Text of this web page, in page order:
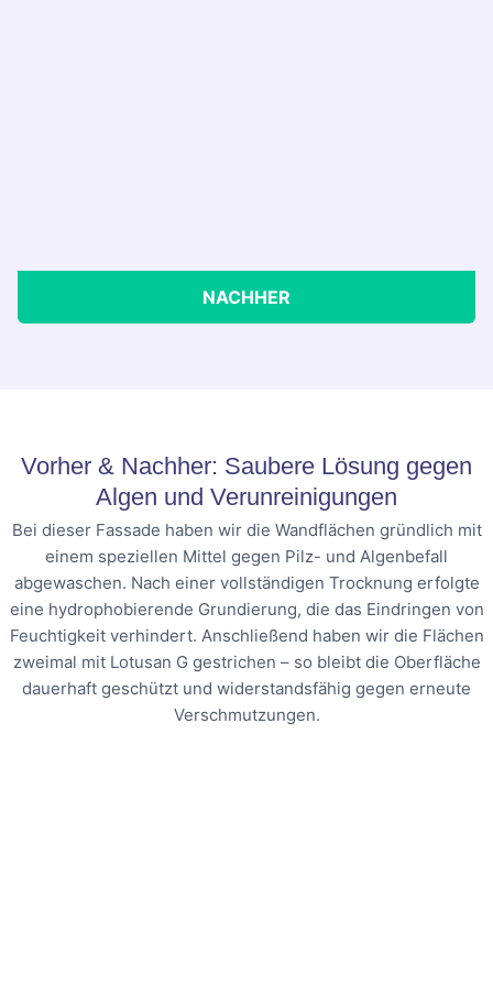
NACHHER
Vorher & Nachher: Saubere Lösung gegen
Algen und Verunreinigungen
Bei dieser Fassade haben wir die Wandflächen gründlich mit
einem speziellen Mittel gegen Pilz- und Algenbefall
abgewaschen. Nach einer vollständigen Trocknung erfolgte
eine hydrophobierende Grundierung, die das Eindringen von
Feuchtigkeit verhindert. Anschließend haben wir die Flächen
zweimal mit Lotusan G gestrichen – so bleibt die Oberfläche
dauerhaft geschützt und widerstandsfähig gegen erneute
Verschmutzungen.